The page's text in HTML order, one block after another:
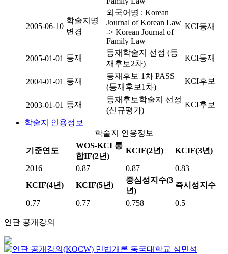
2005-06-10
학술지명
변경
외국어명 : Korean
Journal of Korean Law
-> Korean Journal of
Family Law
KCI등재
2005-01-01 등재
등재학술지 선정 (등
재후보2차)
KCI등재
2004-01-01 등재
등재후보 1차 PASS
(등재후보1차)
KCI후보
2003-01-01 등재
등재후보학술지 선정
(신규평가)
KCI후보
학술지 인용정보
학술지 인용정보
기준연도
WOS-KCI 통
합IF(2년)
KCIF(2년) KCIF(3년)
2016 0.87 0.87
0.83
KCIF(4년)
KCIF(5년)
중심성지수(3
년)
즉시성지수
0.77 0.77 0.758 0.5
연관 공개강의
민법개론 동국대학교 심민석